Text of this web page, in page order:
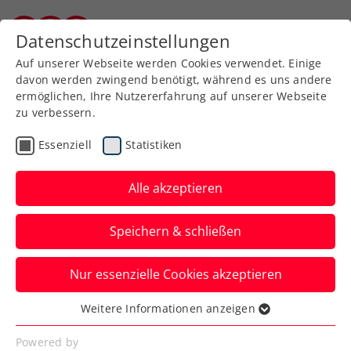
Zurück zur Newsübersicht
Kids & Jugend
Kaderlehrgang des
Kärntner Tennisverbandes
in Wolfsberg
Tennishalle Auen, Reisnerweg 1, 9400
Wolfsberg, 03. bis 05. Oktober 2025
Verfasst von: Jürgen Legerer, 06.10.2025
Datenschutzeinstellungen
Auf unserer Webseite werden Cookies verwendet. Einige
davon werden zwingend benötigt, während es uns andere
ermöglichen, Ihre Nutzererfahrung auf unserer Webseite
zu verbessern.
Essenziell Statistiken
Alle akzeptieren
Speichern & schließen
Nur essenzielle Cookies akzeptieren
Essenziell
Essenzielle Cookies werden für grundlegende
Weitere Informationen anzeigen
Powered by